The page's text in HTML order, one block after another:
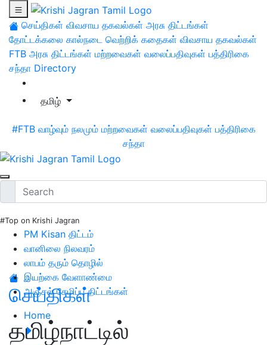
செய்திகள் விவசாய தகவல்கள் அரசு திட்டங்கள்
தோட்டக்கலை கால்நடை வெற்றிக் கதைகள் விவசாய தகவல்கள்
FTB அரசு திட்டங்கள் மற்றவைகள் வலைப்பதிவுகள் பத்திரிகை
சந்தா Directory
தமிழ்
#FTB வாழ்வும் நலமும் மற்றவைகள் வலைப்பதிவுகள் பத்திரிகை
சந்தா
#Top on Krishi Jagran
PM Kisan திட்டம்
வானிலை நிலவரம்
லாபம் தரும் தொழில்
இயற்கை வேளாண்மை
அஞ்சல் சேமிப்பு திட்டங்கள்
Home
செய்திகள்
தமிழ்நாட்டில்